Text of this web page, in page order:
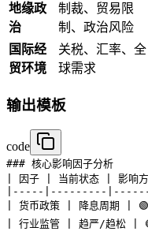
地缘政
治
制裁、贸易限
制、政治风险
国际经
贸环境
关税、汇率、全
球需求
输出模板
code
### 核心影响因子分析
| 因子 | 当前状态 | 影响
|-----|---------
| 货币政策 | 降息周期 |
| 行业监管 | 趋严/趋松 |